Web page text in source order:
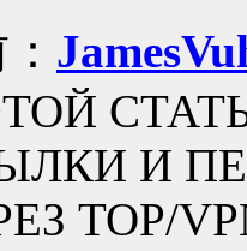
И
ТОР/